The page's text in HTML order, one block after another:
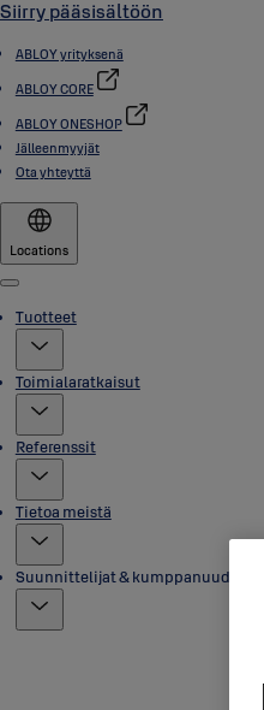
Siirry pääsisältöön
ABLOY yrityksenä
ABLOY CORE
ABLOY ONESHOP
Jälleenmyyjät
Ota yhteyttä
Locations
Menu
Tuotteet
Toimialaratkaisut
Referenssit
Tietoa meistä
Suunnittelijat & kumppanuudet